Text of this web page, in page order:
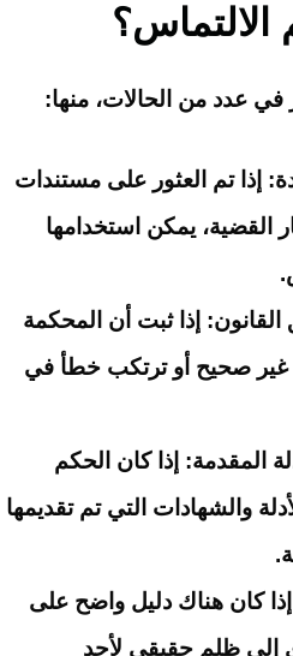
في عدد من الحالات، منها:
: إذا تم العثور على مستندات
القضية، يمكن استخدامها
: إذا ثبت أن المحكمة
غير صحيح أو ترتكب خطأ في
المقدمة: إذا كان الحكم
والشهادات التي تم تقديمها
كان هناك دليل واضح على
إلى ظلم حقيقي لأحد